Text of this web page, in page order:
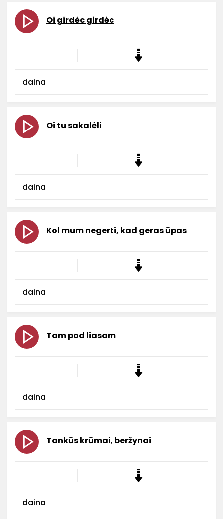
Oi girdėc girdėc
daina
Oi tu sakalėli
daina
Kol mum negerti, kad geras ūpas
daina
Tam pod liasam
daina
Tankūs krūmai, beržynai
daina